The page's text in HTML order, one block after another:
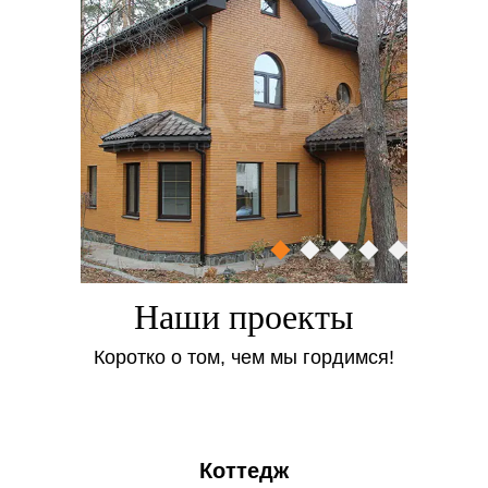
Классическая комплектация для неотапливаемой
3-камерный профиль Rehau Euro Design 60
(бюджетное решение в линейке немецкого
концерна);
1-камерный стеклопакет с использованием
прочных стекол (триплекс или закаленных для
обеспечения дополнительной защиты от взлома)
или же выбор обычных стекол и их дополнение
защитными рольставнями;
качественная фурнитура, дополненная
противовзломными элементами (грибовидными
цапфами, ручками с замком и т.д.);
традиционные аксессуары (подоконник, отливы,
Окна для дачи, пригодной для жизни круглый год
Наши проекты
Коротко о том, чем мы гордимся!
Коттедж